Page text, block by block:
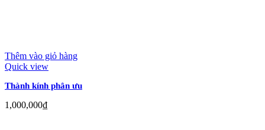
Thêm vào giỏ hàng
Quick view
Thành kính phân ưu
1,000,000₫